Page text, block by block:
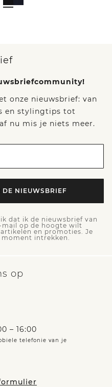
onze nieuwsbrief: van
en stylingtips tot
nu mis je niets meer.
DE NIEUWSBRIEF
dat ik de nieuwsbrief van
mail op de hoogte wilt
en promoties. Je
intrekken.
op
– 16:00
telefonie van je